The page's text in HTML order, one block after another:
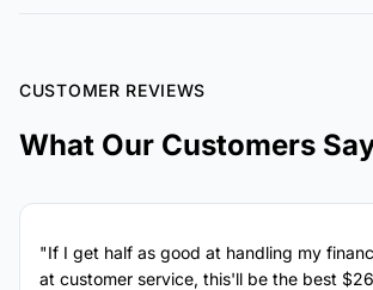
CUSTOMER REVIEWS
What Our Customers
"If I get half as good at handling my
at customer service, this'll be the best